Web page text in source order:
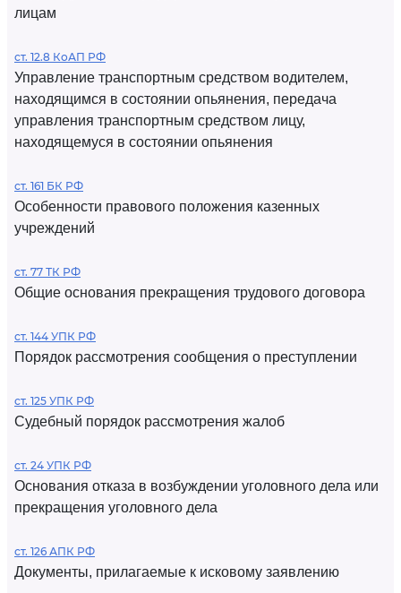
лицам
ст. 12.8 КоАП РФ
Управление транспортным средством водителем,
находящимся в состоянии опьянения, передача
управления транспортным средством лицу,
находящемуся в состоянии опьянения
ст. 161 БК РФ
Особенности правового положения казенных
учреждений
ст. 77 ТК РФ
Общие основания прекращения трудового договора
ст. 144 УПК РФ
Порядок рассмотрения сообщения о преступлении
ст. 125 УПК РФ
Судебный порядок рассмотрения жалоб
ст. 24 УПК РФ
Основания отказа в возбуждении уголовного дела или
прекращения уголовного дела
ст. 126 АПК РФ
Документы, прилагаемые к исковому заявлению